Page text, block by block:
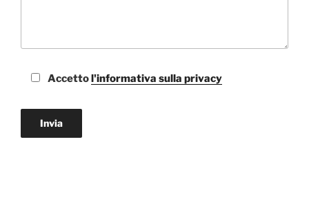
Accettol'informativa sulla privacy